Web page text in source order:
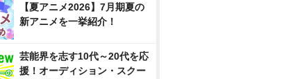
【夏アニメ2026】7月期夏の
新アニメを一挙紹介！
芸能界を志す10代～20代を応
援！オーディション・スクー